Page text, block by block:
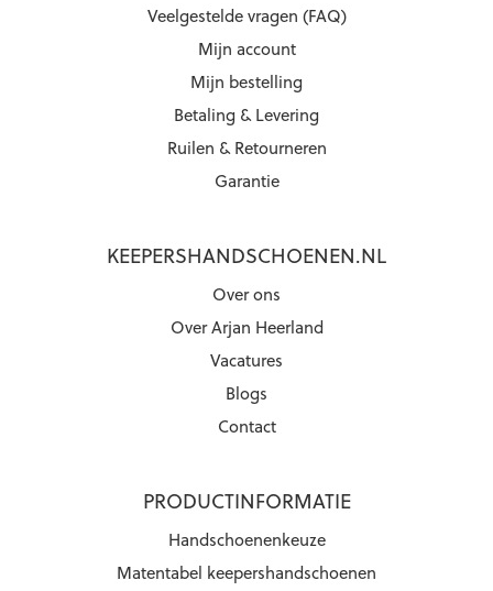
Veelgestelde vragen (FAQ)
Mijn account
Mijn bestelling
Betaling & Levering
Ruilen & Retourneren
Garantie
KEEPERSHANDSCHOENEN.NL
Over ons
Over Arjan Heerland
Vacatures
Blogs
Contact
PRODUCTINFORMATIE
Handschoenenkeuze
Matentabel keepershandschoenen